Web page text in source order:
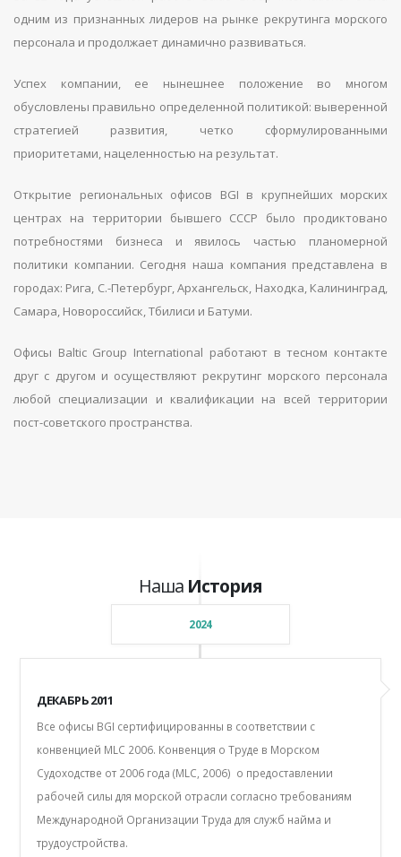
одним из признанных лидеров на рынке рекрутинга морского
персонала и продолжает динамично развиваться.
Успех компании, ее нынешнее положение во многом
обусловлены правильно определенной политикой: выверенной
стратегией развития, четко сформулированными
приоритетами, нацеленностью на результат.
Открытие региональных офисов BGI в крупнейших морских
центрах на территории бывшего СССР было продиктовано
потребностями бизнеса и явилось частью планомерной
политики компании. Сегодня наша компания представлена в
городах: Рига, С.-Петербург, Архангельск, Находка, Калининград,
Самара, Новороссийск, Тбилиси и Батуми.
Офисы Baltic Group International работают в тесном контакте
друг с другом и осуществляют рекрутинг морского персонала
любой специализации и квалификации на всей территории
пост-советского пространства.
Наша История
2024
ДЕКАБРЬ 2011
Все офисы BGI сертифицированны в соответствии с
конвенцией MLC 2006. Конвенция о Труде в Морском
Судоходстве от 2006 года (MLC, 2006) о предоставлении
рабочей силы для морской отрасли согласно требованиям
Международной Организации Труда для служб найма и
трудоустройства.